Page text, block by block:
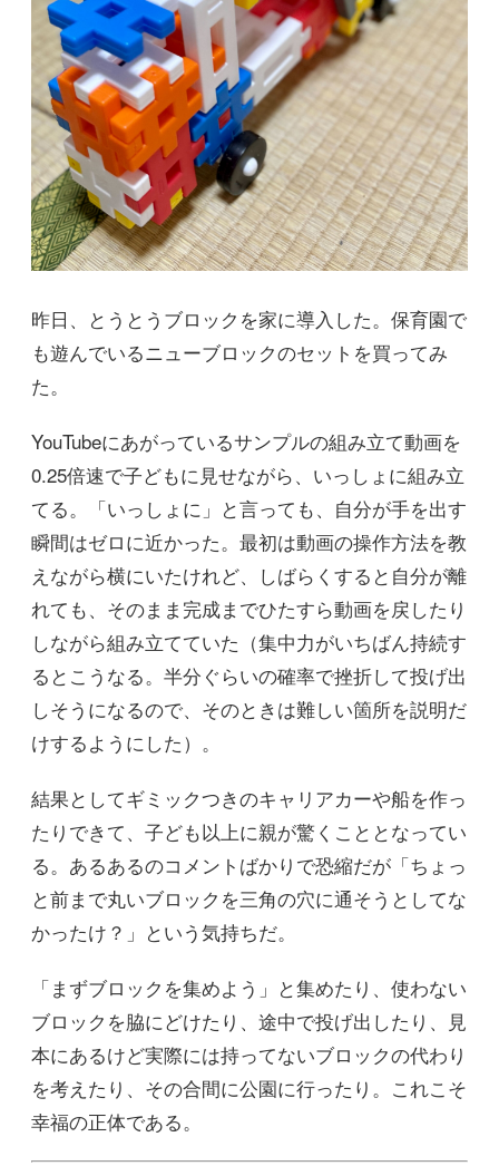
昨日、とうとうブロックを家に導入した。保育園で
も遊んでいるニューブロックのセットを買ってみ
た。
YouTubeにあがっているサンプルの組み立て動画を
0.25倍速で子どもに見せながら、いっしょに組み立
てる。「いっしょに」と言っても、自分が手を出す
瞬間はゼロに近かった。最初は動画の操作方法を教
えながら横にいたけれど、しばらくすると自分が離
れても、そのまま完成までひたすら動画を戻したり
しながら組み立てていた（集中力がいちばん持続す
るとこうなる。半分ぐらいの確率で挫折して投げ出
しそうになるので、そのときは難しい箇所を説明だ
けするようにした）。
結果としてギミックつきのキャリアカーや船を作っ
たりできて、子ども以上に親が驚くこととなってい
る。あるあるのコメントばかりで恐縮だが「ちょっ
と前まで丸いブロックを三角の穴に通そうとしてな
かったけ？」という気持ちだ。
「まずブロックを集めよう」と集めたり、使わない
ブロックを脇にどけたり、途中で投げ出したり、見
本にあるけど実際には持ってないブロックの代わり
を考えたり、その合間に公園に行ったり。これこそ
幸福の正体である。